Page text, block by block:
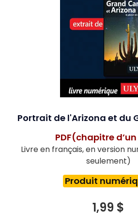
Portrait de l'Arizona et du
PDF(chapitre
Livre en français, en version
seulement)
Produit
1,99 $